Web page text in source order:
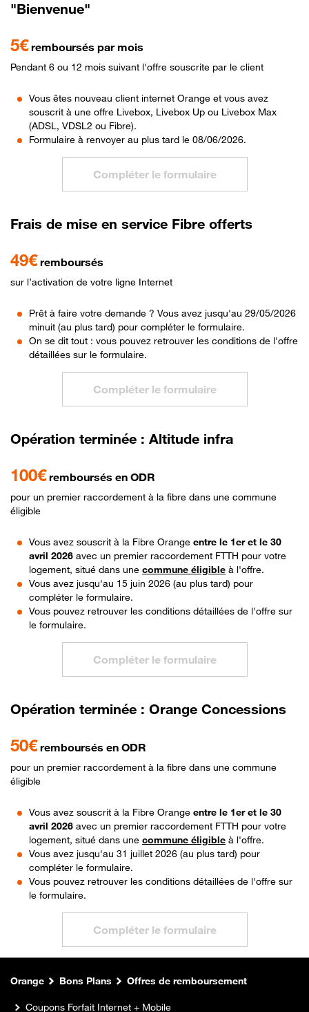
"Bienvenue"
5€ remboursés par mois
Pendant 6 ou 12 mois suivant l'offre souscrite par le client
Vous êtes nouveau client internet Orange et vous avez
souscrit à une offre Livebox, Livebox Up ou Livebox Max
(ADSL, VDSL2 ou Fibre).
Formulaire à renvoyer au plus tard le 08/06/2026.
Compléter le formulaire
Frais de mise en service Fibre offerts
49€ remboursés
sur l’activation de votre ligne Internet
Prêt à faire votre demande ? Vous avez jusqu'au 29/05/2026
minuit (au plus tard) pour compléter le formulaire.
On se dit tout : vous pouvez retrouver les conditions de l'offre
détaillées sur le formulaire.
Compléter le formulaire
Opération terminée : Altitude infra
100€ remboursés en ODR
pour un premier raccordement à la fibre dans une commune
éligible
Vous avez souscrit à la Fibre Orange entre le 1er et le 30
avril 2026 avec un premier raccordement FTTH pour votre
logement, situé dans une commune éligible à l'offre.
Vous avez jusqu'au 15 juin 2026 (au plus tard) pour
compléter le formulaire.
Vous pouvez retrouver les conditions détaillées de l'offre sur
le formulaire.
Compléter le formulaire
Opération terminée : Orange Concessions
50€ remboursés en ODR
pour un premier raccordement à la fibre dans une commune
éligible
Vous avez souscrit à la Fibre Orange entre le 1er et le 30
avril 2026 avec un premier raccordement FTTH pour votre
logement, situé dans une commune éligible à l'offre.
Vous avez jusqu'au 31 juillet 2026 (au plus tard) pour
compléter le formulaire.
Vous pouvez retrouver les conditions détaillées de l'offre sur
le formulaire.
Compléter le formulaire
Orange Bons Plans Offres de remboursement
Coupons Forfait Internet + Mobile